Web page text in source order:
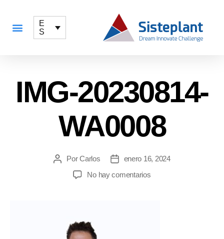
E
S
IMG-20230814-
WA0008
PorCarlos
enero 16, 2024
No hay comentarios